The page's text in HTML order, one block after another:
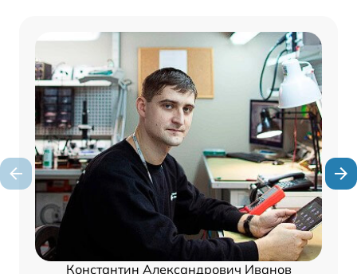
Константин Александрович Иванов